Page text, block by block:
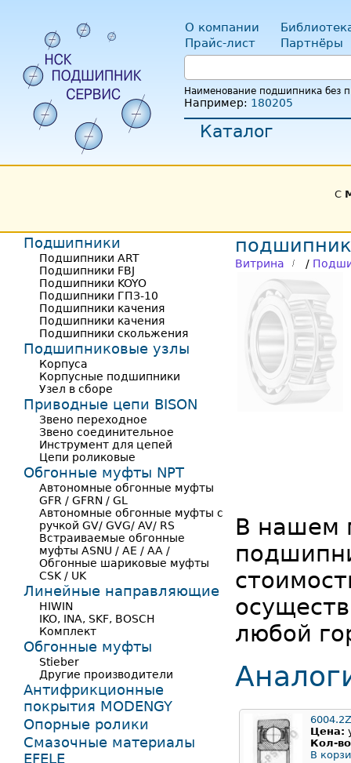
О компании
Прайс-лист
Партнёры
Наименование подшипника без
Например: 180205
Каталог
С
подшипник
Витрина /
В нашем
любой
6004.2Z
Цена:
Кол-
В
Подшипники
Подшипники ART
Подшипники FBJ
Подшипники KOYO
Подшипники ГПЗ-10
Подшипники качения
Подшипники качения
Подшипники скольжения
Подшипниковые узлы
Корпуса
Корпусные подшипники
Узел в сборе
Приводные цепи BISON
Звено переходное
Звено соединительное
Инструмент для цепей
Цепи роликовые
Обгонные муфты NPT
Автономные обгонные муфты
GFR / GFRN / GL
Автономные обгонные муфты с
ручкой GV/ GVG/ AV/ RS
Встраиваемые обгонные
муфты ASNU / AE / AA /
Обгонные шариковые муфты
CSK / UK
Линейные направляющие
HIWIN
IKO, INA, SKF, BOSCH
Комплект
Обгонные муфты
Stieber
Другие производители
Антифрикционные
покрытия MODENGY
Опорные ролики
Смазочные материалы
EFELE